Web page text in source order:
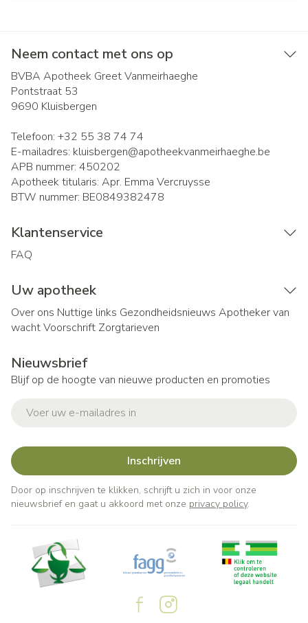
Neem contact met ons op
BVBA Apotheek Greet Vanmeirhaeghe
Pontstraat 53
9690 Kluisbergen
Telefoon: +32 55 38 74 74
E-mailadres: kluisbergen@apotheekvanmeirhaeghe.be
APB nummer: 450202
Apotheek titularis: Apr. Emma Vercruysse
BTW nummer: BE0849382478
Klantenservice
FAQ
Uw apotheek
Over ons Nuttige links Gezondheidsnieuws Apotheker van
wachtVoorschrift Zorgtarieven
Nieuwsbrief
Blijf op de hoogte van nieuwe producten en promoties
Inschrijven
Door op inschrijven te klikken, schrijft u zich in voor onze
nieuwsbrief en gaat u akkoord met onze privacy policy.